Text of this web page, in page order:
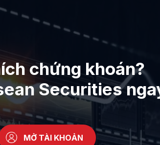
chứng khoán?
Securities
MỞ TÀI KHOẢN